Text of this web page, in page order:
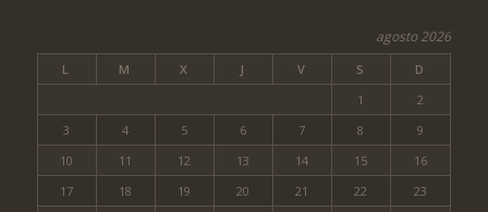
agosto 2026
L M X J V S
D
1
2
3
4 5 6 7 8
9
10
11 12 13 14 15
16
17
18 19 20 21 22 23